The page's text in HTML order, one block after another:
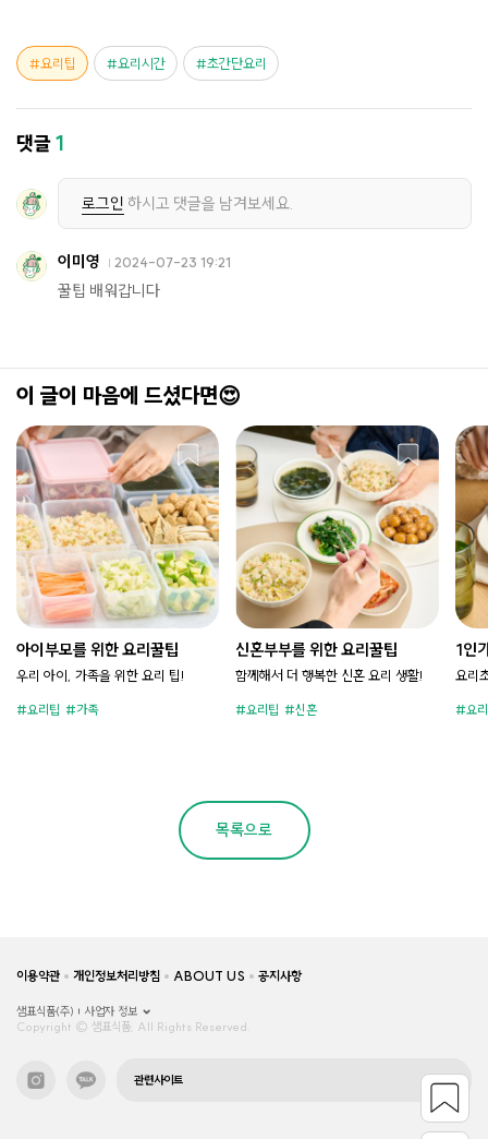
요리팁 요리시간 초간단요리
댓글1
로그인 하시고 댓글을 남겨보세요.
이미영 2024-07-23 19:21
꿀팁 배워갑니다
이 글이 마음에 드셨다면😍
아이부모를 위한 요리꿀팁
우리 아이, 가족을 위한 요리 팁!
요리팁 가족
신혼부부를 위한 요리꿀팁
함께해서 더 행복한 신혼 요리 생활!
요리팁 신혼
1인
요리
요
목록으로
이용약관 개인정보처리방침 ABOUT US 공지사항
샘표식품(주)
사업자 정보
Copyright © 샘표식품, All Rights Reserved.
관련사이트